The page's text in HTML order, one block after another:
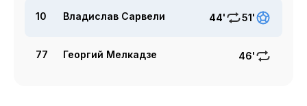
10 Владислав Сарвели 44' 51'
77 Георгий Мелкадзе 46'